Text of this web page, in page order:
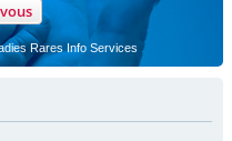
Rares Info Services